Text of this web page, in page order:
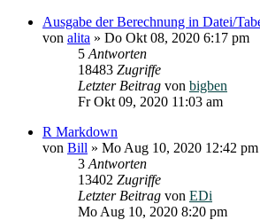
Ausgabe der Berechnung in Datei/
von alita » Do Okt 08, 2020 6:17 pm
5 Antworten
18483 Zugriffe
Letzter Beitrag von bigben
Fr Okt 09, 2020 11:03 am
R Markdown
von Bill » Mo Aug 10, 2020 12:42 pm
3 Antworten
13402 Zugriffe
Letzter Beitrag von EDi
Mo Aug 10, 2020 8:20 pm